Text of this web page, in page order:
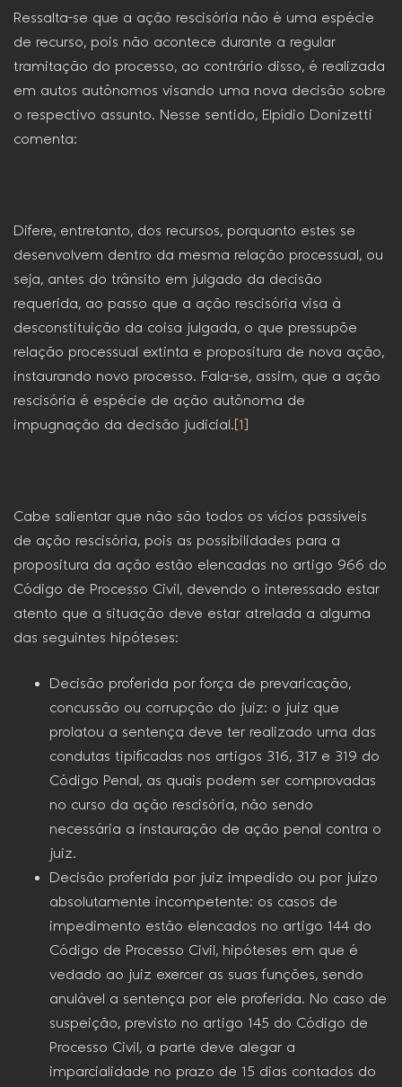
Ressalta-se que a ação rescisória não é uma espécie
de recurso, pois não acontece durante a regular
tramitação do processo, ao contrário disso, é realizada
em autos autônomos visando uma nova decisão sobre
o respectivo assunto. Nesse sentido, Elpídio Donizetti
comenta:
Difere, entretanto, dos recursos, porquanto estes se
desenvolvem dentro da mesma relação processual, ou
seja, antes do trânsito em julgado da decisão
requerida, ao passo que a ação rescisória visa à
desconstituição da coisa julgada, o que pressupõe
relação processual extinta e propositura de nova ação,
instaurando novo processo. Fala-se, assim, que a ação
rescisória é espécie de ação autônoma de
impugnação da decisão judicial.[1]
Cabe salientar que não são todos os vícios passíveis
de ação rescisória, pois as possibilidades para a
propositura da ação estão elencadas no artigo 966 do
Código de Processo Civil, devendo o interessado estar
atento que a situação deve estar atrelada a alguma
das seguintes hipóteses:
Decisão proferida por força de prevaricação,
concussão ou corrupção do juiz: o juiz que
prolatou a sentença deve ter realizado uma das
condutas tipificadas nos artigos 316, 317 e 319 do
Código Penal, as quais podem ser comprovadas
no curso da ação rescisória, não sendo
necessária a instauração de ação penal contra o
juiz.
Decisão proferida por juiz impedido ou por juízo
absolutamente incompetente: os casos de
impedimento estão elencados no artigo 144 do
Código de Processo Civil, hipóteses em que é
vedado ao juiz exercer as suas funções, sendo
anulável a sentença por ele proferida. No caso de
suspeição, previsto no artigo 145 do Código de
Processo Civil, a parte deve alegar a
imparcialidade no prazo de 15 dias contados do